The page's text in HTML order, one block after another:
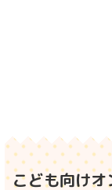
こども向け